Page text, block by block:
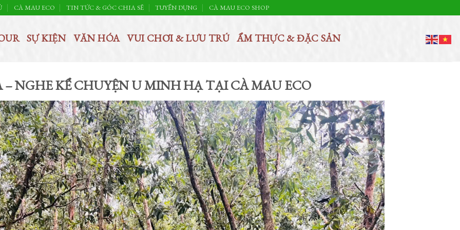
CÀ MAU ECO TIN TỨC & GÓC CHIA SẼ TUYỂN DỤNG CÀ MAU ECO SHOP
SỰ KIỆN VĂN HÓA VUI CHƠI & LƯU TRÚ ẨM THỰC & ĐẶC SẢN
NGHE KỂ CHUYỆN U MINH HẠ TẠI CÀ MAU ECO